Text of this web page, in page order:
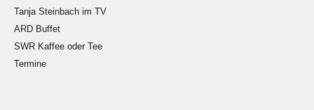
Tanja Steinbach im TV
ARD Buffet
SWR Kaffee oder Tee
Termine